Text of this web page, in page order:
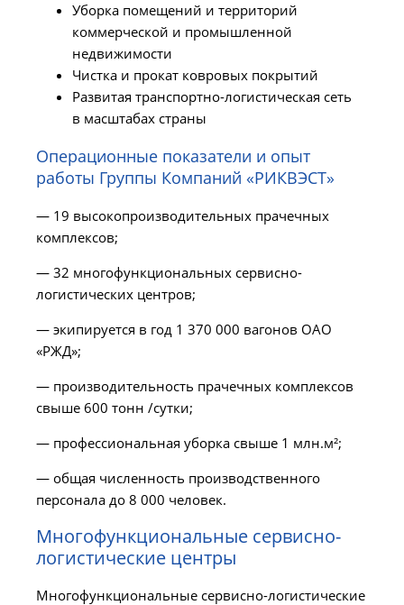
Уборка помещений и территорий
коммерческой и промышленной
недвижимости
Чистка и прокат ковровых покрытий
Развитая транспортно-логистическая сеть
в масштабах страны
Операционные показатели и опыт
работы Группы Компаний «РИКВЭСТ»
— 19 высокопроизводительных прачечных
комплексов;
— 32 многофункциональных сервисно-
логистических центров;
— экипируется в год 1 370 000 вагонов ОАО
«РЖД»;
— производительность прачечных комплексов
свыше 600 тонн /сутки;
— профессиональная уборка свыше 1 млн.м²;
— общая численность производственного
персонала до 8 000 человек.
Многофункциональные сервисно-
логистические центры
Многофункциональные сервисно-логистические